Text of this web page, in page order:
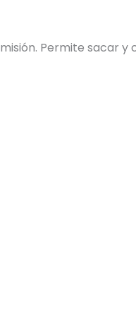
Permite sacar y